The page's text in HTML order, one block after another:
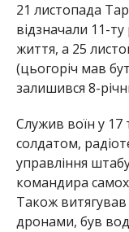
21 листопада
відзначали 11-
життя, а 25
(цьогоріч мав
залишився 8-
Служив воїн у 17
солдатом,
управління
командира
Також
дронами, був